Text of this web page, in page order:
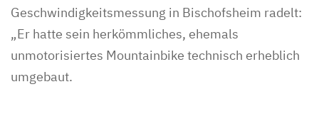
Geschwindigkeitsmessung in Bischofsheim radelt:
„Er hatte sein herkömmliches, ehemals
unmotorisiertes Mountainbike technisch erheblich
umgebaut.